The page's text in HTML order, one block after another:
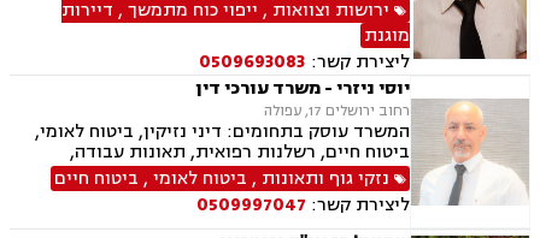
פינוי מושכר, צווארון לבן, תאונות דרכים, תעבורה,
דיני עבודה, הסכמי ממון, משפט צבאי, עסקאות מכר
דירה, תאונות עבודה, מעמד אישי, חדלות פרעון
ירושות וצוואות , ייפוי כוח מתמשך, דיירות
מוגנת
ליצירת קשר: 0509693083
יוסי ניזרי - משרד עורכי דין
רחוב ירושלים 17, עפולה
המשרד עוסק בתחומים: דיני נזיקין, ביטוח לאומי,
ביטוח חיים, רשלנות רפואית, תאונות עבודה,
תאונות דרכים, תאונות ספורט, נכי צה"ל, רשלנות
רפואית- הריון ולידה, דיני ביטוח, דיני עבודה,
פשיטת רגל, דיני חוזים ומסחר, סדר דין אזרחי
נזקי גוף ותאונות , ביטוח לאומי, ביטוח חיים
ליצירת קשר: 0509997047